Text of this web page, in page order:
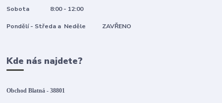
Sobota 8:00 - 12:00
Pondělí - Středa a Neděle ZAVŘENO
Kde nás najdete?
Obchod Blatná - 38801